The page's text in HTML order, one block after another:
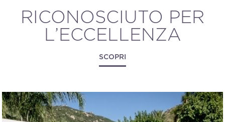
RICONOSCIUTO PER
L’ECCELLENZA
SCOPRI